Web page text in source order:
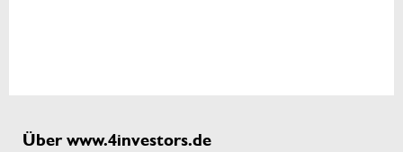
Über www.4investors.de